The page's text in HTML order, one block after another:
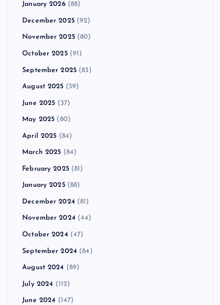
January 2026(88)
December 2025(92)
November 2025(80)
October 2025(91)
September 2025 (83)
August 2025 (59)
June 2025 (37)
May 2025 (80)
April 2025 (84)
March 2025 (84)
February 2025(81)
January 2025(88)
December 2024 (81)
November 2024 (44)
October 2024 (47)
September 2024 (84)
August 2024 (89)
July 2024 (112)
June 2024 (147)